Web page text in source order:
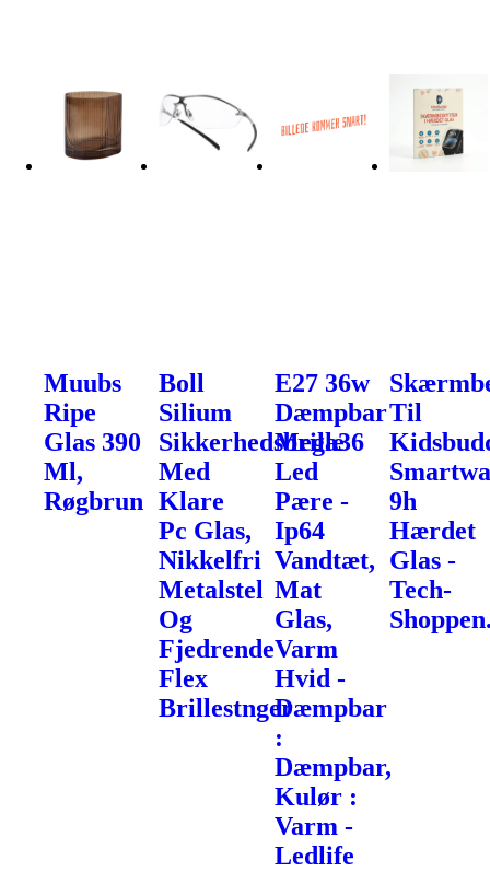
Muubs
Ripe
Glas 390
Ml,
Røgbrun
Boll
Silium
Sikkerhedsbrille
Med
Klare
Pc Glas,
Nikkelfri
Metalstel
Og
Fjedrende
Flex
Brillestnger
E27 36w
Dæmpbar
Mega36
Led
Pære -
Ip64
Vandtæt,
Mat
Glas,
Varm
Hvid -
Dæmpbar
:
Dæmpbar,
Kulør :
Varm -
Ledlife
Til
9h
Hærdet
Glas -
Tech-